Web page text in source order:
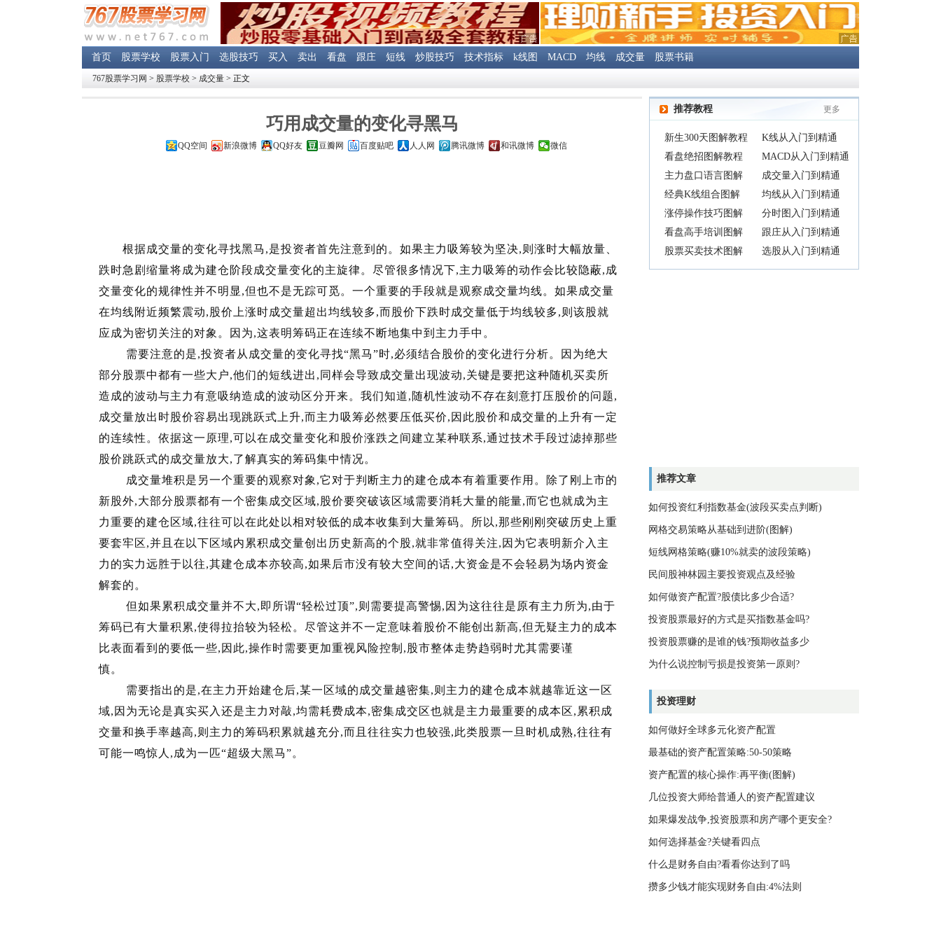
首页 股票学校 股票入门 选股技巧 买入 卖出 看盘 跟庄 短线 炒股技巧 技术指标 k线图 MACD 均线 成交量 股票书籍
767股票学习网 > 股票学校 > 成交量 > 正文
巧用成交量的变化寻黑马
QQ空间 新浪微博 QQ好友 豆瓣网 百度贴吧 人人网 腾讯微博 和讯微博 微信
根据成交量的变化寻找黑马,是投资者首先注意到的。如果主力吸筹较为坚决,则涨时大幅放量、
跌时急剧缩量将成为建仓阶段成交量变化的主旋律。尽管很多情况下,主力吸筹的动作会比较隐蔽,成
交量变化的规律性并不明显,但也不是无踪可觅。一个重要的手段就是观察成交量均线。如果成交量
在均线附近频繁震动,股价上涨时成交量超出均线较多,而股价下跌时成交量低于均线较多,则该股就
应成为密切关注的对象。因为,这表明筹码正在连续不断地集中到主力手中。
需要注意的是,投资者从成交量的变化寻找“黑马”时,必须结合股价的变化进行分析。因为绝大
部分股票中都有一些大户,他们的短线进出,同样会导致成交量出现波动,关键是要把这种随机买卖所
造成的波动与主力有意吸纳造成的波动区分开来。我们知道,随机性波动不存在刻意打压股价的问题,
成交量放出时股价容易出现跳跃式上升,而主力吸筹必然要压低买价,因此股价和成交量的上升有一定
的连续性。依据这一原理,可以在成交量变化和股价涨跌之间建立某种联系,通过技术手段过滤掉那些
股价跳跃式的成交量放大,了解真实的筹码集中情况。
成交量堆积是另一个重要的观察对象,它对于判断主力的建仓成本有着重要作用。除了刚上市的
新股外,大部分股票都有一个密集成交区域,股价要突破该区域需要消耗大量的能量,而它也就成为主
力重要的建仓区域,往往可以在此处以相对较低的成本收集到大量筹码。所以,那些刚刚突破历史上重
要套牢区,并且在以下区域内累积成交量创出历史新高的个股,就非常值得关注,因为它表明新介入主
力的实力远胜于以往,其建仓成本亦较高,如果后市没有较大空间的话,大资金是不会轻易为场内资金
解套的。
但如果累积成交量并不大,即所谓“轻松过顶”,则需要提高警惕,因为这往往是原有主力所为,由于
筹码已有大量积累,使得拉抬较为轻松。尽管这并不一定意味着股价不能创出新高,但无疑主力的成本
比表面看到的要低一些,因此,操作时需要更加重视风险控制,股市整体走势趋弱时尤其需要谨
慎。
需要指出的是,在主力开始建仓后,某一区域的成交量越密集,则主力的建仓成本就越靠近这一区
域,因为无论是真实买入还是主力对敲,均需耗费成本,密集成交区也就是主力最重要的成本区,累积成
交量和换手率越高,则主力的筹码积累就越充分,而且往往实力也较强,此类股票一旦时机成熟,往往有
可能一鸣惊人,成为一匹“超级大黑马”。
推荐教程 更多
新生300天图解教程
看盘绝招图解教程
主力盘口语言图解
经典K线组合图解
涨停操作技巧图解
看盘高手培训图解
股票买卖技术图解
K线从入门到精通
MACD从入门到精通
成交量入门到精通
均线从入门到精通
分时图入门到精通
跟庄从入门到精通
选股从入门到精通
推荐文章
如何投资红利指数基金(波段买卖点判断)
网格交易策略从基础到进阶(图解)
短线网格策略(赚10%就卖的波段策略)
民间股神林园主要投资观点及经验
如何做资产配置?股债比多少合适?
投资股票最好的方式是买指数基金吗?
投资股票赚的是谁的钱?预期收益多少
为什么说控制亏损是投资第一原则?
投资理财
如何做好全球多元化资产配置
最基础的资产配置策略:50-50策略
资产配置的核心操作:再平衡(图解)
几位投资大师给普通人的资产配置建议
如果爆发战争,投资股票和房产哪个更安全?
如何选择基金?关键看四点
什么是财务自由?看看你达到了吗
攒多少钱才能实现财务自由:4%法则